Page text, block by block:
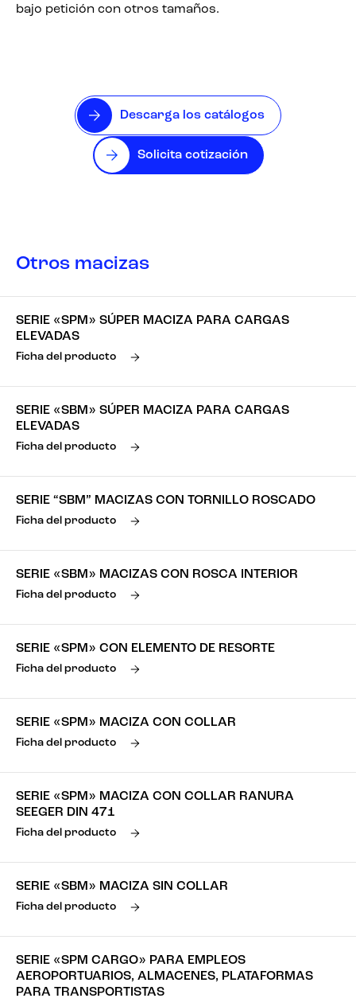
bajo petición con otros tamaños.
Descarga los catálogos
Solicita cotización
Otros macizas
SERIE «SPM» SÚPER MACIZA PARA CARGAS
ELEVADAS
Ficha del producto
SERIE «SBM» SÚPER MACIZA PARA CARGAS
ELEVADAS
Ficha del producto
SERIE “SBM” MACIZAS CON TORNILLO ROSCADO
Ficha del producto
SERIE «SBM» MACIZAS CON ROSCA INTERIOR
Ficha del producto
SERIE «SPM» CON ELEMENTO DE RESORTE
Ficha del producto
SERIE «SPM» MACIZA CON COLLAR
Ficha del producto
SERIE «SPM» MACIZA CON COLLAR RANURA
SEEGER DIN 471
Ficha del producto
SERIE «SBM» MACIZA SIN COLLAR
Ficha del producto
SERIE «SPM CARGO» PARA EMPLEOS
AEROPORTUARIOS, ALMACENES, PLATAFORMAS
PARA TRANSPORTISTAS